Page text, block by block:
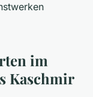
im
Kaschmir